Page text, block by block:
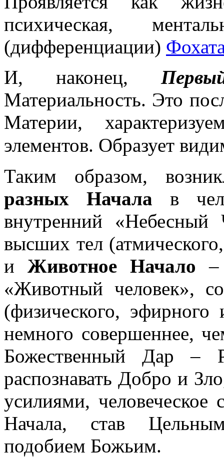
психическая,
(дифференциации)
И, наконец,
Материальность. Это
Материи,
элементов. Образует
Таким образом,
разных Начала в
внутренний «Небесный
высших тел
и Животное Начало –
«Животный человек»,
(физического,
немного совершеннее,
Божественный Дар –
распознавать Добро и
усилиями, человеческое
Начала, став
подобием Божьим.